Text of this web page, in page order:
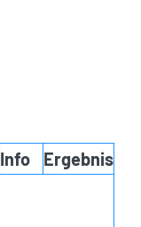
Info Ergebnis